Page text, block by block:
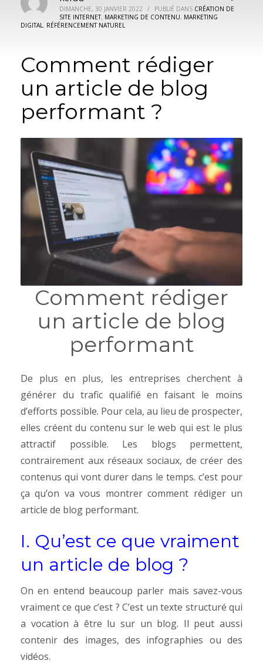
DIMANCHE, 30 JANVIER 2022 / PUBLIÉ DANS CRÉATION DE
SITE INTERNET, MARKETING DE CONTENU, MARKETING
DIGITAL, RÉFÉRENCEMENT NATUREL
Comment rédiger
un article de blog
performant ?
Comment rédiger
un article de blog
performant
De plus en plus, les entreprises cherchent à
générer du trafic qualifié en faisant le moins
d’efforts possible. Pour cela, au lieu de prospecter,
elles créent du contenu sur le web qui est le plus
attractif possible. Les blogs permettent,
contrairement aux réseaux sociaux, de créer des
contenus qui vont durer dans le temps. c’est pour
ça qu’on va vous montrer comment rédiger un
article de blog performant.
I. Qu’est ce que vraiment
un article de blog ?
On en entend beaucoup parler mais savez-vous
vraiment ce que c’est ?C’est un texte structuré qui
a vocation à être lu sur un blog. Il peut aussi
contenir des images, des infographies ou des
vidéos.